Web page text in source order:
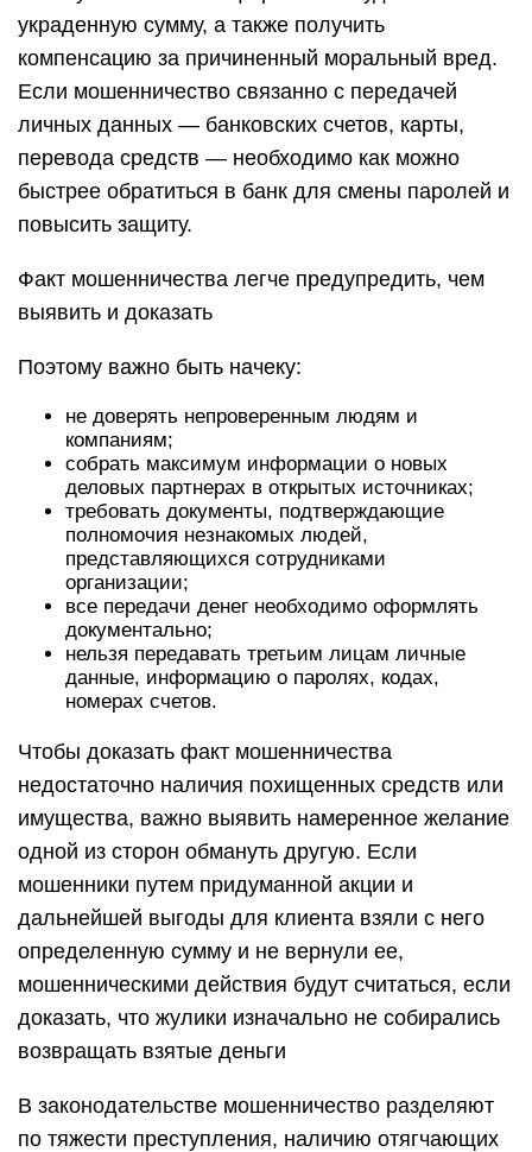
украденную сумму, а также получить
компенсацию за причиненный моральный вред.
Если мошенничество связанно с передачей
личных данных — банковских счетов, карты,
перевода средств — необходимо как можно
быстрее обратиться в банк для смены паролей и
повысить защиту.
Факт мошенничества легче предупредить, чем
выявить и доказать
Поэтому важно быть начеку:
не доверять непроверенным людям и
компаниям;
собрать максимум информации о новых
деловых партнерах в открытых источниках;
требовать документы, подтверждающие
полномочия незнакомых людей,
представляющихся сотрудниками
организации;
все передачи денег необходимо оформлять
документально;
нельзя передавать третьим лицам личные
данные, информацию о паролях, кодах,
номерах счетов.
Чтобы доказать факт мошенничества
недостаточно наличия похищенных средств или
имущества, важно выявить намеренное желание
одной из сторон обмануть другую. Если
мошенники путем придуманной акции и
дальнейшей выгоды для клиента взяли с него
определенную сумму и не вернули ее,
мошенническими действия будут считаться, если
доказать, что жулики изначально не собирались
возвращать взятые деньги
В законодательстве мошенничество разделяют
по тяжести преступления, наличию отягчающих